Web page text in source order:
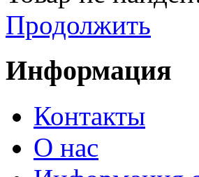
Продолжить
Информация
Контакты
О нас